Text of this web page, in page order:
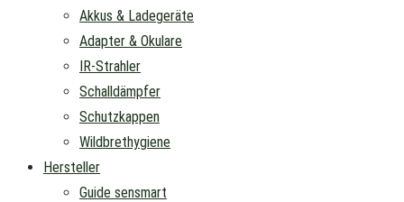
Akkus & Ladegeräte
Adapter & Okulare
IR-Strahler
Schalldämpfer
Schutzkappen
Wildbrethygiene
Hersteller
Guide sensmart